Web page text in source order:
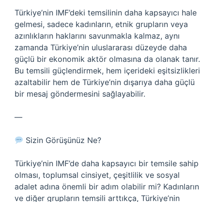
Türkiye’nin IMF’deki temsilinin daha kapsayıcı hale
gelmesi, sadece kadınların, etnik grupların veya
azınlıkların haklarını savunmakla kalmaz, aynı
zamanda Türkiye’nin uluslararası düzeyde daha
güçlü bir ekonomik aktör olmasına da olanak tanır.
Bu temsili güçlendirmek, hem içerideki eşitsizlikleri
azaltabilir hem de Türkiye’nin dışarıya daha güçlü
bir mesaj göndermesini sağlayabilir.
—
Sizin Görüşünüz Ne?
Türkiye’nin IMF’de daha kapsayıcı bir temsile sahip
olması, toplumsal cinsiyet, çeşitlilik ve sosyal
adalet adına önemli bir adım olabilir mi? Kadınların
ve diğer grupların temsili arttıkça, Türkiye’nin